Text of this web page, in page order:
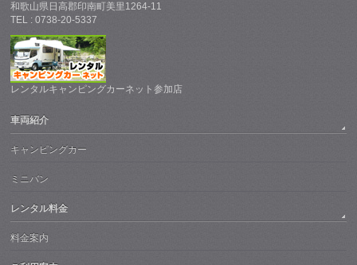
和歌山県日高郡印南町美里1264-11
TEL : 0738-20-5337
レンタルキャンピングカーネット参加店
車両紹介
キャンピングカー
ミニバン
レンタル料金
料金案内